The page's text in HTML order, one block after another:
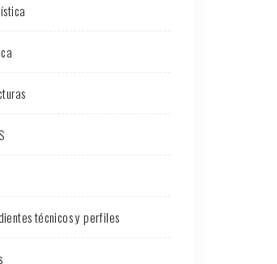
técnicos y perfiles